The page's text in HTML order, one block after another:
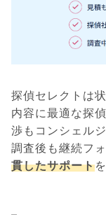
探偵セレクトは
内容に最適な探
渉もコンシェル
調査後も継続フ
貫したサポート